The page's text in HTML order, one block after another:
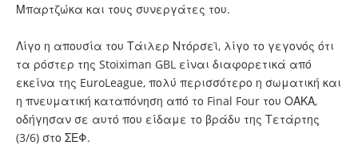
Μπαρτζώκα και τους συνεργάτες του.
Λίγο η απουσία του Τάιλερ Ντόρσεϊ, λίγο το γεγονός ότι
τα ρόστερ της Stoiximan GBL είναι διαφορετικά από
εκείνα της EuroLeague, πολύ περισσότερο η σωματική και
η πνευματική καταπόνηση από το Final Four του ΟΑΚΑ,
οδήγησαν σε αυτό που είδαμε το βράδυ της Τετάρτης
(3/6) στο ΣΕΦ.